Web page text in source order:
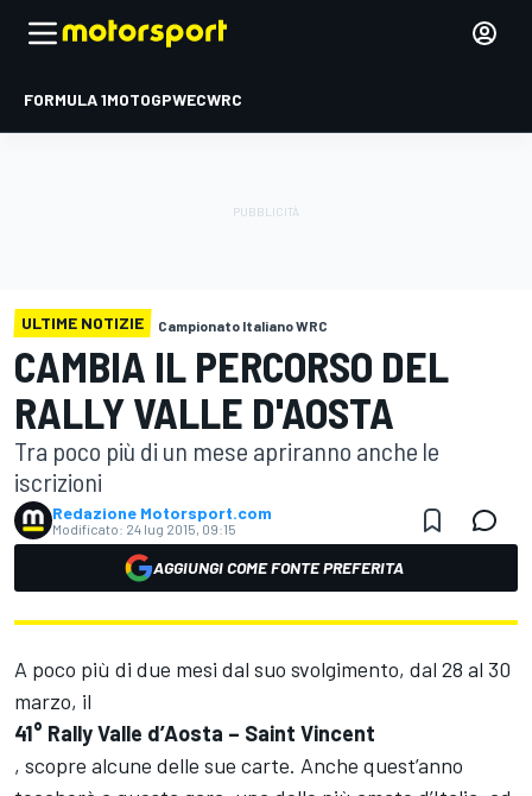
FORMULA 1MOTOGPWECWRC
ULTIME NOTIZIE Campionato Italiano WRC
CAMBIA IL PERCORSO DEL
RALLY VALLE D'AOSTA
Tra poco più di un mese apriranno anche le
iscrizioni
Redazione Motorsport.com
Modificato: 24 lug 2015, 09:15
AGGIUNGI COME FONTE PREFERITA
A poco più di due mesi dal suo svolgimento, dal 28 al 30
marzo, il
41° Rally Valle d’Aosta – Saint Vincent
, scopre alcune delle sue carte. Anche quest’anno